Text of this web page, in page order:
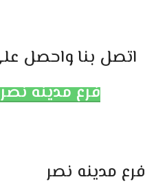
اتصل بنا واحصل
فرع مدينه
فرع مدينه نصر